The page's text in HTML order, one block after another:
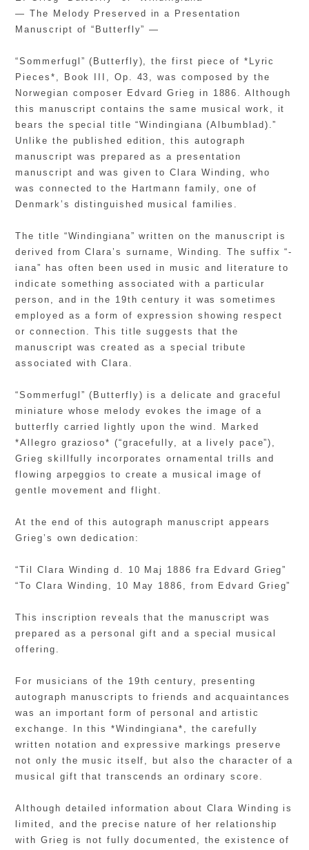
— The Melody Preserved in a Presentation
Manuscript of “Butterfly” —
“Sommerfugl” (Butterfly), the first piece of *Lyric
Pieces*, Book III, Op. 43, was composed by the
Norwegian composer Edvard Grieg in 1886. Although
this manuscript contains the same musical work, it
bears the special title “Windingiana (Albumblad).”
Unlike the published edition, this autograph
manuscript was prepared as a presentation
manuscript and was given to Clara Winding, who
was connected to the Hartmann family, one of
Denmark’s distinguished musical families.
The title “Windingiana” written on the manuscript is
derived from Clara’s surname, Winding. The suffix “-
iana” has often been used in music and literature to
indicate something associated with a particular
person, and in the 19th century it was sometimes
employed as a form of expression showing respect
or connection. This title suggests that the
manuscript was created as a special tribute
associated with Clara.
“Sommerfugl” (Butterfly) is a delicate and graceful
miniature whose melody evokes the image of a
butterfly carried lightly upon the wind. Marked
*Allegro grazioso* (“gracefully, at a lively pace”),
Grieg skillfully incorporates ornamental trills and
flowing arpeggios to create a musical image of
gentle movement and flight.
At the end of this autograph manuscript appears
Grieg’s own dedication:
“Til Clara Winding d. 10 Maj 1886 fra Edvard Grieg”
“To Clara Winding, 10 May 1886, from Edvard Grieg”
This inscription reveals that the manuscript was
prepared as a personal gift and a special musical
offering.
For musicians of the 19th century, presenting
autograph manuscripts to friends and acquaintances
was an important form of personal and artistic
exchange. In this *Windingiana*, the carefully
written notation and expressive markings preserve
not only the music itself, but also the character of a
musical gift that transcends an ordinary score.
Although detailed information about Clara Winding is
limited, and the precise nature of her relationship
with Grieg is not fully documented, the existence of